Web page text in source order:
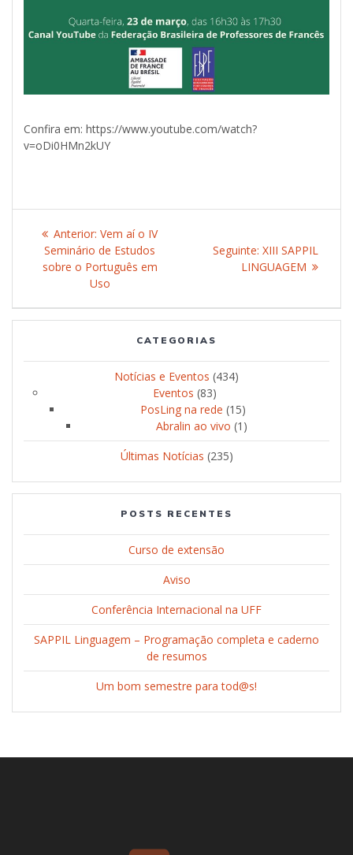
Confira em: https://www.youtube.com/watch?
v=oDi0HMn2kUY
Navegação
de
Anterior: Post
anterior:
Vem aí o IV
Seminário de Estudos
sobre o Português em
Uso
Seguinte: Post
seguinte:
XIII SAPPIL
LINGUAGEM
CATEGORIAS
Notícias e Eventos (434)
Eventos (83)
PosLing na rede (15)
Abralin ao vivo (1)
Últimas Notícias (235)
POSTS RECENTES
Curso de extensão
Aviso
Conferência Internacional na UFF
SAPPIL Linguagem – Programação completa e caderno
de resumos
Um bom semestre para tod@s!